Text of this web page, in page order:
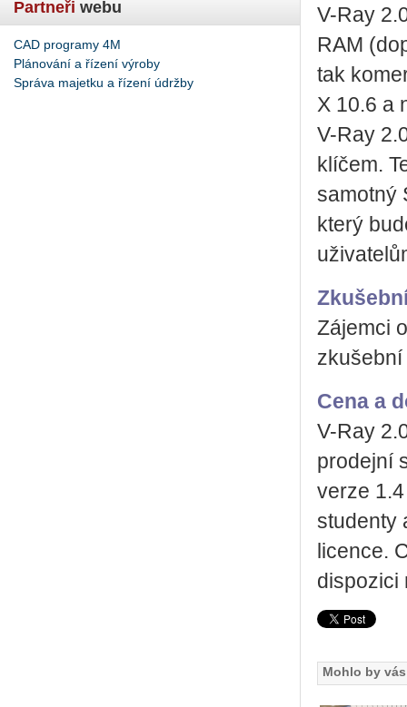
Partneři webu
CAD programy 4M
Plánování a řízení výroby
Správa majetku a řízení údržby
V-Ray
RAM
tak
X 10.6 a
V-Ray
klíčem.
samotný
který
Zájemci
Cena a
V-Ray
prodejní
verze
studenty
licence.
dispozici
Mohlo by